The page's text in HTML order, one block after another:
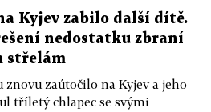
Kyjev zabilo další dítě.
nedostatku zbraní
střelám
znovu zaútočilo na Kyjev a jeho
tříletý chlapec se svými